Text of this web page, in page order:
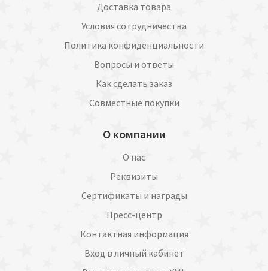
Доставка товара
Условия сотрудничества
Политика конфиденциальности
Вопросы и ответы
Как сделать заказ
Совместные покупки
О компании
О нас
Реквизиты
Сертификаты и награды
Пресс-центр
Контактная информация
Вход в личный кабинет